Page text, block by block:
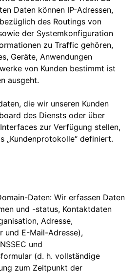
Daten können IP-Adressen,
des Routings von
der Systemkonfiguration
zu Traffic gehören,
Geräte, Anwendungen
von Kunden bestimmt ist
ausgeht.
die wir unseren Kunden
des Diensts oder über
zur Verfügung stellen,
„Kundenprotokolle“ definiert.
Daten: Wir erfassen Daten
und -status, Kontaktdaten
Adresse,
und E-Mail-Adresse),
und
(d. h. vollständige
zum Zeitpunkt der